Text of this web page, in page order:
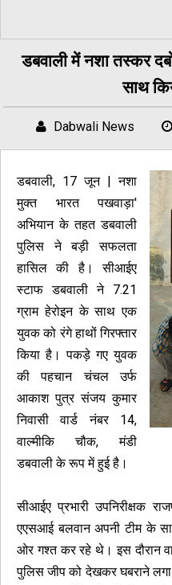
डबवाली में नशा तस्कर
साथ
Dabwali News
डबवाली, 17 जून | नशा
मुक्त भारत पखवाड़ा'
अभियान के तहत डबवाली
पुलिस ने बड़ी सफलता
हासिल की है। सीआईए
स्टाफ डबवाली ने 7.21
ग्राम हेरोइन के साथ एक
युवक को रंगे हाथों गिरफ्तार
किया है। पकड़े गए युवक
की पहचान चंचल उर्फ
आकाश पुत्र संजय कुमार
निवासी वार्ड नंबर 14,
वाल्मीकि चौक, मंडी
डबवाली के रूप में हुई है।
सीआईए प्रभारी उपनिरीक्षक
एएसआई बलवान अपनी टीम के
ओर गश्त कर रहे थे। इस दौरान
पुलिस जीप को देखकर घबराने